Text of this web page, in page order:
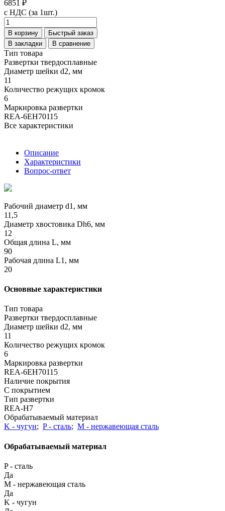
6851 ₽
с НДС (за 1шт.)
В корзину
Быстрый заказ
В закладки
В сравнение
Тип товара
Развертки твердосплавные
Диаметр шейки d2, мм
11
Количество режущих кромок
6
Маркировка развертки
REA-6EH70115
Все характеристики
Описание
Характеристики
Вопрос-ответ
Рабочий диаметр d1, мм
11,5
Диаметр хвостовика Dh6, мм
12
Общая длина L, мм
90
Рабочая длина L1, мм
20
Основные характеристики
Тип товара
Развертки твердосплавные
Диаметр шейки d2, мм
11
Количество режущих кромок
6
Маркировка развертки
REA-6EH70115
Наличие покрытия
С покрытием
Тип развертки
REA-H7
Обрабатываемый материал
K - чугун; P - сталь; М - нержавеющая сталь
Обрабатываемый материал
P - сталь
Да
М - нержавеющая сталь
Да
K - чугун